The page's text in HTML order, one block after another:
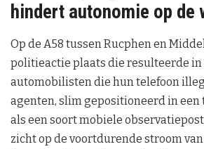
hindert autonomie op de
Op de A58 tussen Rucphen en
politieactie plaats die resulteerde in
automobilisten die hun telefoon
agenten, slim gepositioneerd in
als een soort mobiele
zicht op de voortdurende stroom